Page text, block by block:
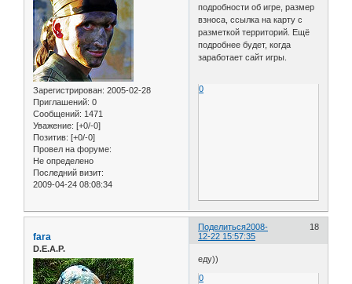
Зарегистрирован: 2005-02-28
Приглашений: 0
Сообщений: 1471
Уважение: [+0/-0]
Позитив: [+0/-0]
Провел на форуме:
Не определено
Последний визит:
2009-04-24 08:08:34
подробности об игре, размер
взноса, ссылка на карту с
разметкой территорий. Ещё
подробнее будет, когда
заработает сайт игры.
0
Поделиться 18
2008-
12-22 15:57:35
fara
D.E.A.P.
еду))
0